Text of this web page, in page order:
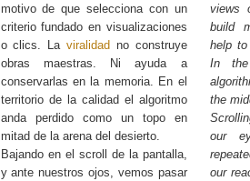
motivo de que selecciona con un
criterio fundado en visualizaciones
o clics. Laviralidad no construye
obras maestras. Ni ayuda a
conservarlas en la memoria. En el
territorio de la calidad el algoritmo
anda perdido como un topo en
mitad de la arena del desierto.
Bajando en el scroll de la pantalla,
y ante nuestros ojos, vemos pasar
views
build
help
In
the
our
our